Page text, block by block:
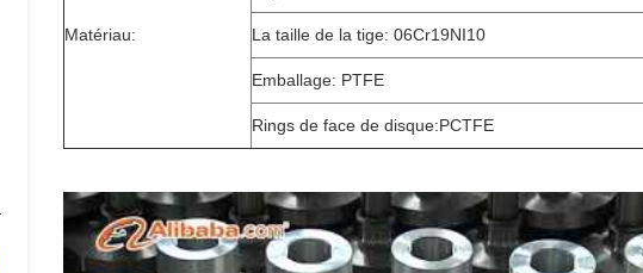
Matériau: La taille de la tige: 06Cr19NI10
Emballage: PTFE
Rings de face de disque:PCTFE